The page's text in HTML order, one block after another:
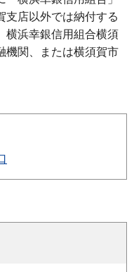
支店以外では納付する
横浜幸銀信用組合横須
機関、または横須賀市